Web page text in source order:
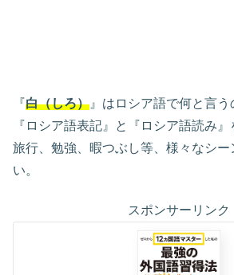
『白（しろ） 』はロシア語で何と言う
『ロシア語表記』と『ロシア語読み』
旅行、勉強、暇つぶし等、様々なシー
い。
スポンサーリンク